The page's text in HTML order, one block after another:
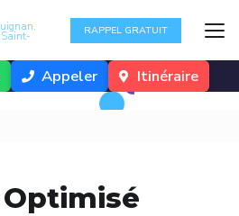
Appeler Itinéraire
Saint- RAPPEL GRATUIT
Optimisé